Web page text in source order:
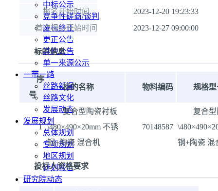
中标公示
竞争性磋商/谈判
废标终止
更正公告
其他公告
单一来源公示
一带一路
丝路新闻
丝路文化
发展动态
发展规划
总体规划
专项规划
地区规划
计划报告
研究院动态
报名开始时间
2023-12-20 19:23:33
首次报价开始时间
2023-12-27 09:00:00
标的信息
序
号
标的名称 物料编码 规格型
1
复合型陶瓷衬板
\480×490×20mm 不锈
钢+陶瓷 混合机
70148587
复合
钢+陶瓷 混
投标人资格要求